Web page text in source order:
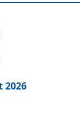
2026